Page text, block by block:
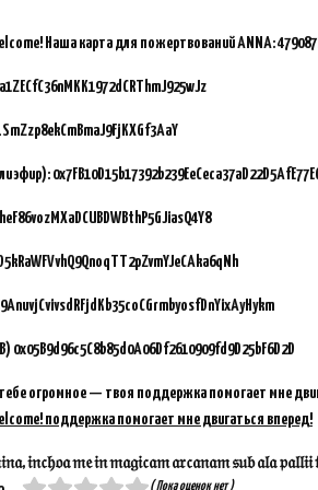
Наша карта для пожертвований ANNA:
эфир):
0x05B9d96c5C8b85d0A06Df2610909fd9D25bF6D2D
огромное — твоя поддержка помогает мне
поддержка помогает мне двигаться вперед!
𝔦𝔫𝔠𝔥𝔬𝔞 𝔪𝔢 𝔦𝔫 𝔪𝔞𝔤𝔦𝔠𝔞𝔪 𝔞𝔯𝔠𝔞𝔫𝔞𝔪 𝔰𝔲𝔟 𝔞𝔩𝔞 𝔭𝔞𝔩𝔩𝔦𝔦
( Пока оценок нет )